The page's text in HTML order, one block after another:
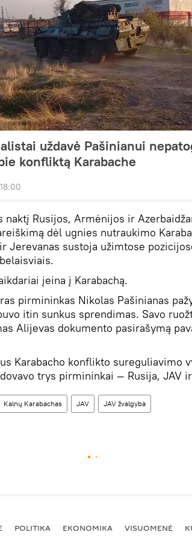
uždavė Pašinianui
konfliktą Karabache
naktį Rusijos, Armėnijos ir
dėl ugnies nutraukimo
Jerevanas sustoja užimtose
įeina į Karabachą.
pirmininkas Nikolas Pašinianas
itin sunkus sprendimas. Savo
Alijevas dokumento pasirašymą
Karabacho konflikto sureguliavimo
trys pirmininkai — Rusija, JAV
Kalnų Karabachas JAV JAV žvalgyba
POLITIKA EKONOMIKA VISUOMENĖ